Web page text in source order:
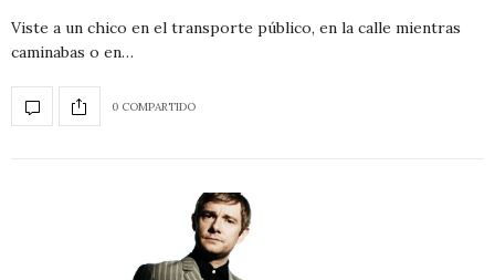
Viste a un chico en el transporte público, en la calle mientras
caminabas o en…
0 COMPARTIDO